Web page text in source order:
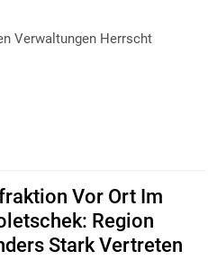
Verwaltungen Herrscht
Vor Ort Im
Region
Stark Vertreten